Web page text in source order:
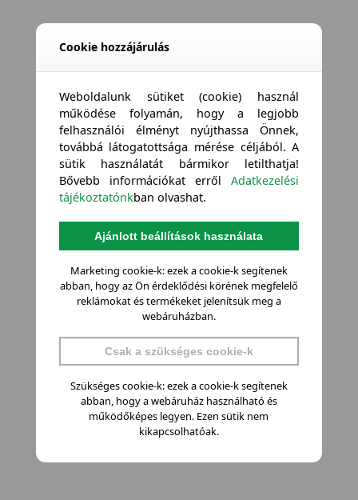
Cookie hozzájárulás
Weboldalunk sütiket (cookie) használ
működése folyamán, hogy a legjobb
felhasználói élményt nyújthassa Önnek,
továbbá látogatottsága mérése céljából. A
sütik használatát bármikor letilthatja!
Bővebb információkat errőlAdatkezelési
tájékoztatónkban olvashat.
Ajánlott beállítások használata
Marketing cookie-k: ezek a cookie-k segítenek
abban, hogy az Ön érdeklődési körének megfelelő
reklámokat és termékeket jelenítsük meg a
webáruházban.
Csak a szükséges cookie-k
Szükséges cookie-k: ezek a cookie-k segítenek
abban, hogy a webáruház használható és
működőképes legyen. Ezen sütik nem
kikapcsolhatóak.